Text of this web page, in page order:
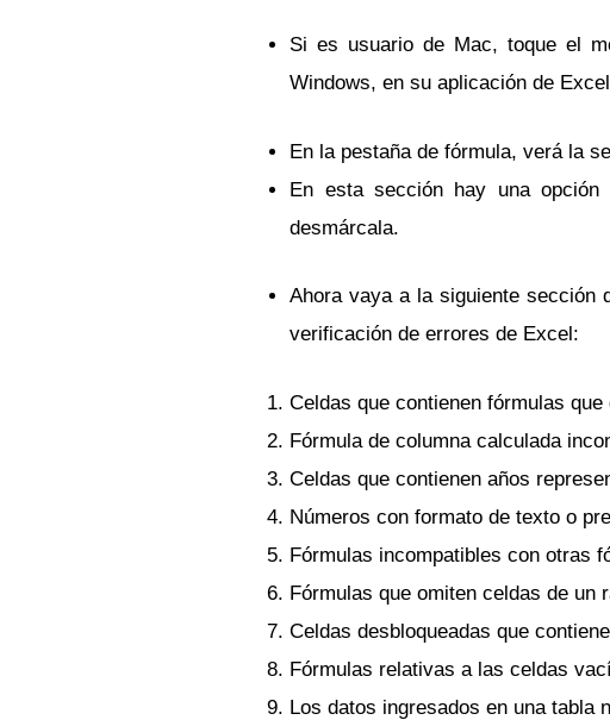
Si es usuario de Mac, toque el
Windows, en su aplicación de
En la pestaña de fórmula, verá la
En esta sección hay una
desmárcala.
Ahora vaya a la siguiente sección
verificación de errores de Excel:
Celdas que contienen fórmulas que
Fórmula de columna calculada
Celdas que contienen años
Números con formato de texto o
Fórmulas incompatibles con otras
Fórmulas que omiten celdas de un
Celdas desbloqueadas que
Fórmulas relativas a las celdas
Los datos ingresados ​​en una tabla